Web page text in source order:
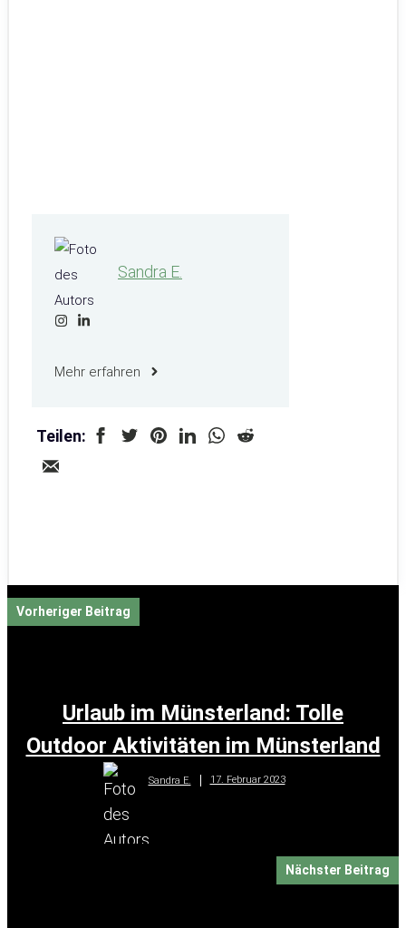
Sandra E.
Mehr erfahren
Teilen:
Vorheriger Beitrag
Urlaub im Münsterland: Tolle
Outdoor Aktivitäten im Münsterland
Sandra E. 17. Februar 2023
Nächster Beitrag